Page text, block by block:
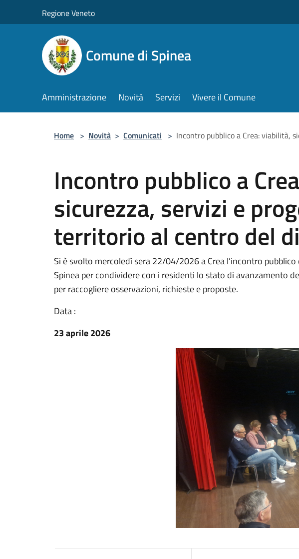
Regione Veneto
Comune di Spinea
Amministrazione Novità Servizi Vivere il Comune
Home > Novità > Comunicati > Incontro pubblico a Crea: viabilità,
Incontro pubblico a
sicurezza, servizi e
territorio al centro del
Si è svolto mercoledì sera 22/04/2026 a Crea l’incontro
Spinea per condividere con i residenti lo stato di avanzamento
per raccogliere osservazioni, richieste e proposte.
Data :
23 aprile 2026